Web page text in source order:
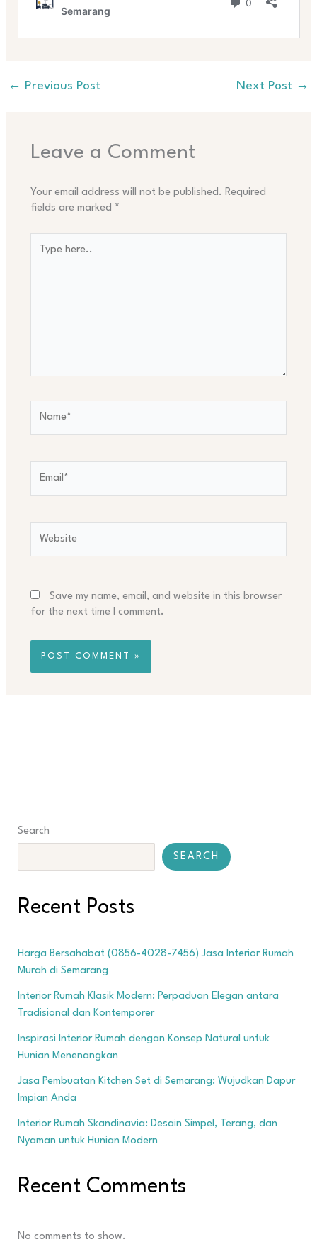
← Previous Post Next Post →
Leave a Comment
Your email address will not be published. Required
fields are marked *
here..
Save my name, email, and website in this browser
for the next time I comment.
Search
SEARCH
Recent Posts
Harga Bersahabat (0856-4028-7456) Jasa Interior Rumah
Murah di Semarang
Interior Rumah Klasik Modern: Perpaduan Elegan antara
Tradisional dan Kontemporer
Inspirasi Interior Rumah dengan Konsep Natural untuk
Hunian Menenangkan
Jasa Pembuatan Kitchen Set di Semarang: Wujudkan Dapur
Impian Anda
Interior Rumah Skandinavia: Desain Simpel, Terang, dan
Nyaman untuk Hunian Modern
Recent Comments
No comments to show.